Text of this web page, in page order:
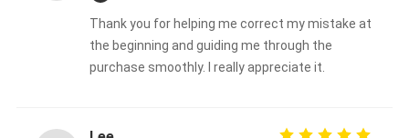
Thank you for helping me correct my mistake at
the beginning and guiding me through the
purchase smoothly. I really appreciate it.